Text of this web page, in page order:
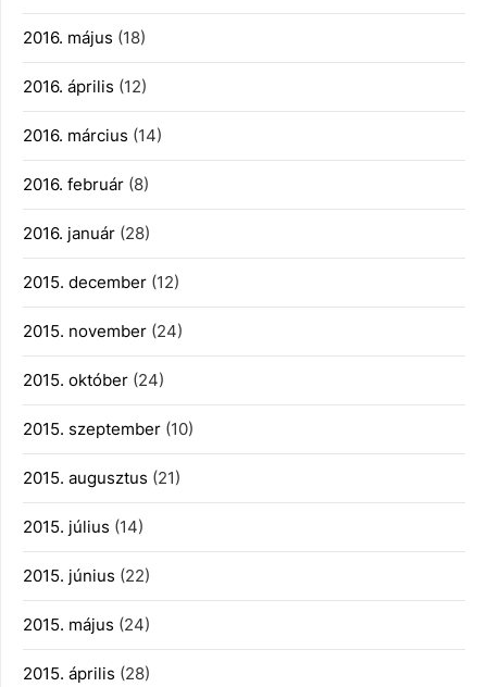
2016. május (18)
2016. április (12)
2016. március (14)
2016. február (8)
2016. január (28)
2015. december (12)
2015. november (24)
2015. október (24)
2015. szeptember (10)
2015. augusztus (21)
2015. július (14)
2015. június (22)
2015. május (24)
2015. április (28)